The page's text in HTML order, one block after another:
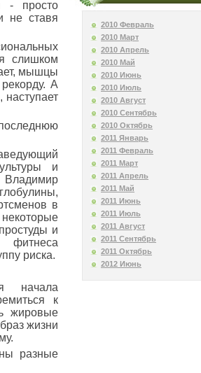
- просто
не ставя
слишком
мышцы
А
и
в
и
фитнеса
риска.
начала
к
жировые
жизни
разные
2010 Февраль
2010 Март
2010 Апрель
2010 Май
2010 Июнь
2010 Июль
2010 Август
2010 Сентябрь
2010 Октябрь
2011 Январь
2011 Февраль
2011 Март
2011 Апрель
2011 Май
2011 Июнь
2011 Июль
2011 Август
2011 Сентябрь
2011 Октябрь
2012 Июнь